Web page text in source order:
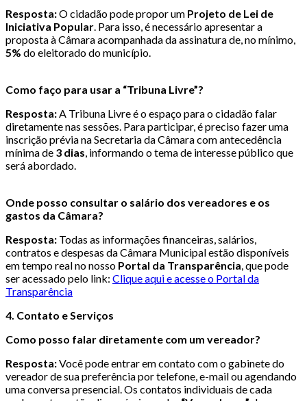
Resposta:O cidadão pode propor um Projeto de Lei de
Iniciativa Popular. Para isso, é necessário apresentar a
proposta à Câmara acompanhada da assinatura de, no mínimo,
5% do eleitorado do município.
Como faço para usar a “Tribuna Livre”?
Resposta:A Tribuna Livre é o espaço para o cidadão falar
diretamente nas sessões. Para participar, é preciso fazer uma
inscrição prévia na Secretaria da Câmara com antecedência
mínima de 3 dias, informando o tema de interesse público que
será abordado.
Onde posso consultar o salário dos vereadores e os
gastos da Câmara?
Resposta: Todas as informações financeiras, salários,
contratos e despesas da Câmara Municipal estão disponíveis
em tempo real no nosso Portal da Transparência, que pode
ser acessado pelo link: Clique aqui e acesse o Portal da
Transparência
4. Contato e Serviços
Como posso falar diretamente com um vereador?
Resposta:Você pode entrar em contato com o gabinete do
vereador de sua preferência por telefone, e-mail ou agendando
uma conversa presencial. Os contatos individuais de cada